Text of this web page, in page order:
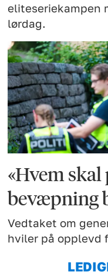
eliteseriekampen
lørdag.
«Hvem
bevæpning
Vedtaket om
hviler på opplevd